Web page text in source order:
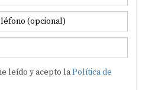
leído y acepto laPolítica de